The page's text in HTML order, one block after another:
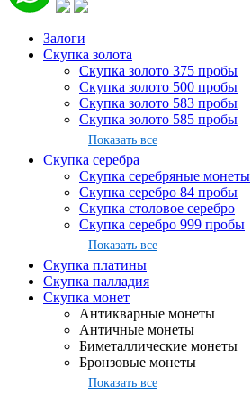
Залоги
Скупка золота
Скупка золото 375 пробы
Скупка золото 500 пробы
Скупка золото 583 пробы
Скупка золото 585 пробы
Показать все
Скупка серебра
Скупка серебряные монеты
Скупка серебро 84 пробы
Скупка столовое серебро
Скупка серебро 999 пробы
Показать все
Скупка платины
Скупка палладия
Скупка монет
Антикварные монеты
Античные монеты
Биметаллические монеты
Бронзовые монеты
Показать все